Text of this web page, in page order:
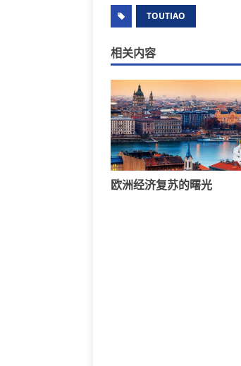
TOUTIAO
相关内容
欧洲经济复苏的曙光